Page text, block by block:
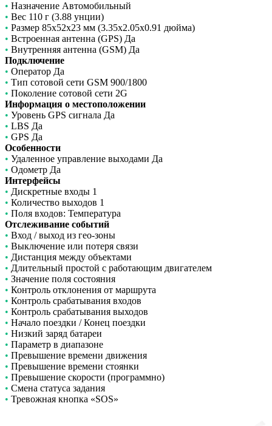
• Назначение Автомобильный
• Вес 110 г (3.88 унции)
• Размер 85x52x23 мм (3.35x2.05x0.91 дюйма)
• Встроенная антенна (GPS) Да
• Внутренняя антенна (GSM) Да
Подключение
• Оператор Да
• Тип сотовой сети GSM 900/1800
• Поколение сотовой сети 2G
Информация о местоположении
• Уровень GPS сигнала Да
• LBS Да
• GPS Да
Особенности
• Удаленное управление выходами Да
• Одометр Да
Интерфейсы
• Дискретные входы 1
• Количество выходов 1
• Поля входов: Температура
Отслеживание событий
• Вход / выход из гео-зоны
• Выключение или потеря связи
• Дистанция между объектами
• Длительный простой с работающим двигателем
• Значение поля состояния
• Контроль отклонения от маршрута
• Контроль срабатывания входов
• Контроль срабатывания выходов
• Начало поездки / Конец поездки
• Низкий заряд батареи
• Параметр в диапазоне
• Превышение времени движения
• Превышение времени стоянки
• Превышение скорости (программно)
• Смена статуса задания
• Тревожная кнопка «SOS»